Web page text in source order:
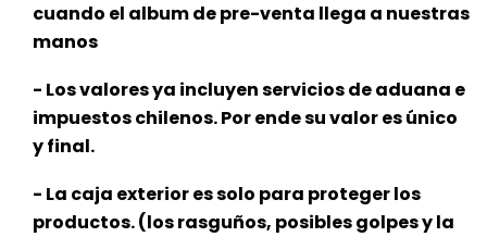
cuando el album de pre-venta llega a nuestras
manos
- Los valores ya incluyen servicios de aduana e
impuestos chilenos. Por ende su valor es único
y final.
- La caja exterior es solo para proteger los
productos. (los rasguños, posibles golpes y la